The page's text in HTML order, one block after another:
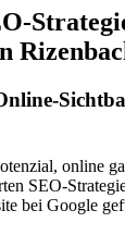
online
SEO-
bei Google